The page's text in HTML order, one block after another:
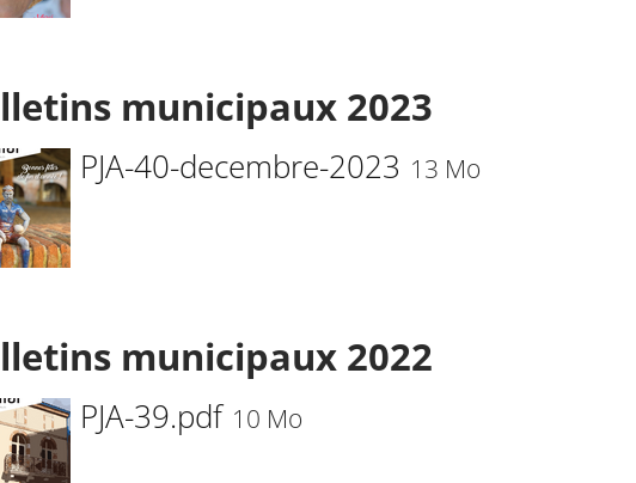
municipaux 2023
PJA-40-decembre-2023 13 Mo
municipaux 2022
PJA-39.pdf 10 Mo